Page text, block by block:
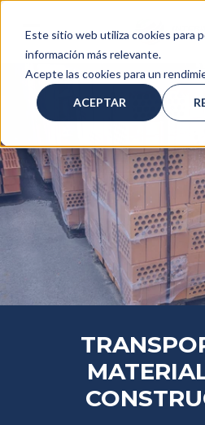
Este sitio web utiliza cookies para
información más relevante.
Acepte las cookies para un
ACEPTAR